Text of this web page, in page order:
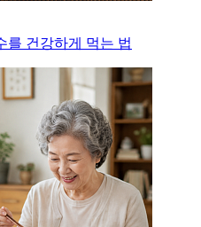
를 건강하게 먹는 법